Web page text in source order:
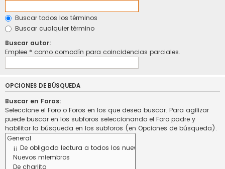
Buscar todos los términos
Buscar cualquier término
Buscar autor:
Emplee * como comodín para coincidencias parciales.
OPCIONES DE BÚSQUEDA
Buscar en Foros:
Seleccione el Foro o Foros en los que desea buscar. Para agilizar
puede buscar en los subforos seleccionando el Foro padre y
habilitar la búsqueda en los subforos (en Opciones de búsqueda).